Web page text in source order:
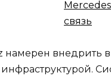
внедрить